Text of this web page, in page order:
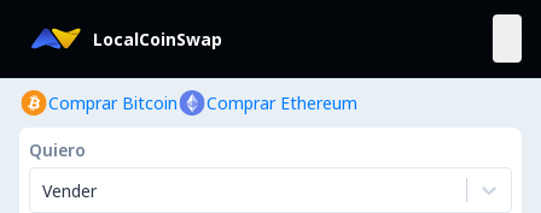
LocalCoinSwap
Comprar Bitcoin Comprar Ethereum
Quiero
Vender